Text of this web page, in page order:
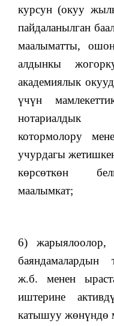
курсун (окуу
пайдаланылган
маалыматты,
алдынкы
академиялык
үчүн
нотариалдык
котормолору
учурдагы
көрсөткөн
маалымкат;
6) жарыялоолор,
баяндамалардын
ж.б. менен
иштерине
катышуу жөнүндө